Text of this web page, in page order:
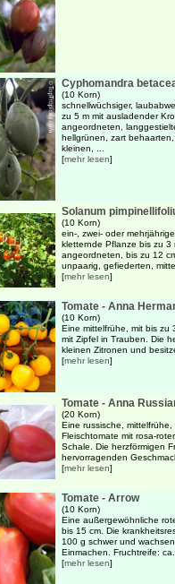
Cyphomandra
(10 Korn)
schnellwüchsiger,
zu 5 m mit ausladender
angeordneten,
hellgrünen, zart
kleinen, ...
[mehr lesen]
Solanum
(10 Korn)
ein-, zwei- oder
kletternde Pflanze bis zu 3
angeordneten, bis zu 12
unpaarig, gefiederten,
[mehr lesen]
Tomate - Anna
(10 Korn)
Eine mittelfrühe, mit bis zu
mit Zipfel in Trauben. Die
kleinen Zitronen und
[mehr lesen]
Tomate - Anna
(20 Korn)
Eine russische,
Fleischtomate mit rosa-
Schale. Die herzförmigen
hervorragenden
[mehr lesen]
Tomate - Arrow
(10 Korn)
Eine außergewöhnliche
bis 15 cm. Die
100 g schwer und
Einmachen. Fruchtreife: ca.
[mehr lesen]